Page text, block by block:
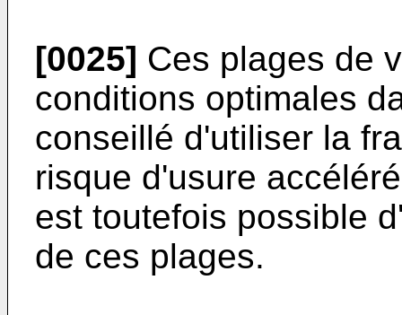
[0025] Ces plages de
conditions optimales
conseillé d'utiliser la
risque d'usure
est toutefois possible
de ces plages.